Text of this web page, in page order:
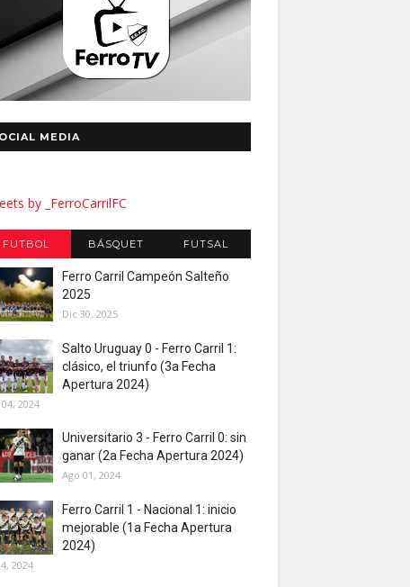
MEDIA
by _FerroCarrilFC
FUTBOL BÁSQUET FUTSAL
Ferro Carril Campeón Salteño
2025
Dic 30, 2025
Salto Uruguay 0 - Ferro Carril 1:
clásico, el triunfo (3a Fecha
Apertura 2024)
2024
Universitario 3 - Ferro Carril 0: sin
ganar (2a Fecha Apertura 2024)
Ago 01, 2024
Ferro Carril 1 - Nacional 1: inicio
mejorable (1a Fecha Apertura
2024)
2024